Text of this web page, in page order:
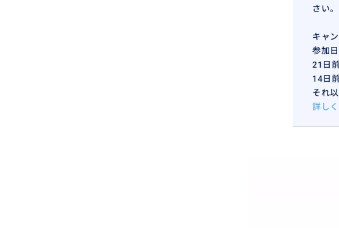
さい。
キャ
参加
21日
14日
それ
詳し